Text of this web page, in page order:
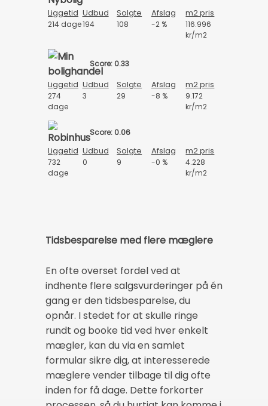
Liggetid Udbud Solgte Afslag m2 pris
214 dage194 108 -2 %
116.996
kr/m2
Score: 0.33
Liggetid Udbud Solgte Afslag m2 pris
274
dage
3 29 -8 %
9.172
kr/m2
Score: 0.06
Liggetid Udbud Solgte Afslag m2 pris
732
dage
0 9 -0 %
4.228
kr/m2
Tidsbesparelse med flere mæglere
En ofte overset fordel ved at
indhente flere salgsvurderinger på én
gang er den tidsbesparelse, du
opnår. I stedet for at skulle ringe
rundt og booke tid ved hver enkelt
mægler, kan du via en samlet
formular sikre dig, at interesserede
mæglere vender tilbage til dig ofte
inden for få dage. Dette forkorter